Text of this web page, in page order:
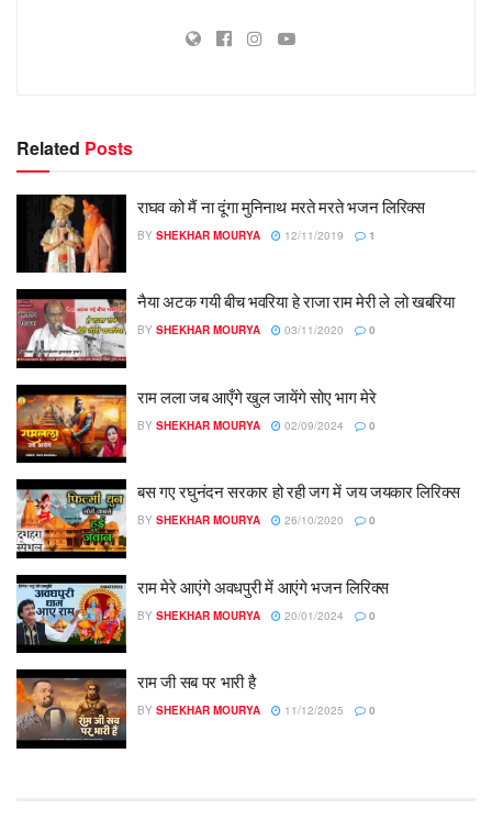
Related Posts
राघव को मैं ना दूंगा मुनिनाथ मरते मरते भजन लिरिक्स
BY SHEKHAR MOURYA 12/11/2019 1
नैया अटक गयी बीच भवरिया हे राजा राम मेरी ले लो खबरिया
BY SHEKHAR MOURYA 03/11/2020 0
राम लला जब आएँगे खुल जायेंगे सोए भाग मेरे
BY SHEKHAR MOURYA 02/09/2024 0
बस गए रघुनंदन सरकार हो रही जग में जय जयकार लिरिक्स
BY SHEKHAR MOURYA 26/10/2020 0
राम मेरे आएंगे अवधपुरी में आएंगे भजन लिरिक्स
BY SHEKHAR MOURYA 20/01/2024 0
राम जी सब पर भारी है
BY SHEKHAR MOURYA 11/12/2025 0